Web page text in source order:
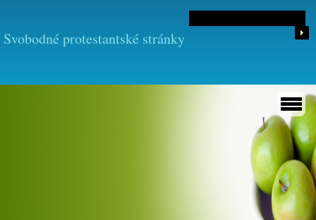
Svobodné protestantské stránky